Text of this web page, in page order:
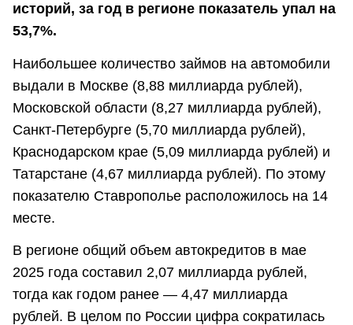
историй, за год в регионе показатель упал на
53,7%.
Наибольшее количество займов на автомобили
выдали в Москве (8,88 миллиарда рублей),
Московской области (8,27 миллиарда рублей),
Санкт-Петербурге (5,70 миллиарда рублей),
Краснодарском крае (5,09 миллиарда рублей) и
Татарстане (4,67 миллиарда рублей). По этому
показателю Ставрополье расположилось на 14
месте.
В регионе общий объем автокредитов в мае
2025 года составил 2,07 миллиарда рублей,
тогда как годом ранее — 4,47 миллиарда
рублей. В целом по России цифра сократилась